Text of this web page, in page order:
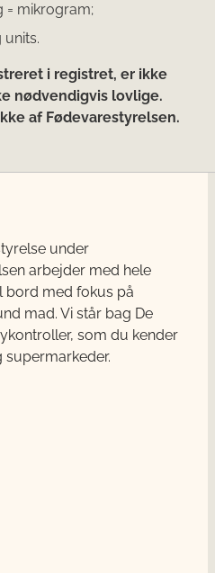
= mikrogram;
i registret, er ikke
nødvendigvis lovlige.
af Fødevarestyrelsen.
under
arbejder med hele
med fokus på
mad. Vi står bag De
som du kender
supermarkeder.